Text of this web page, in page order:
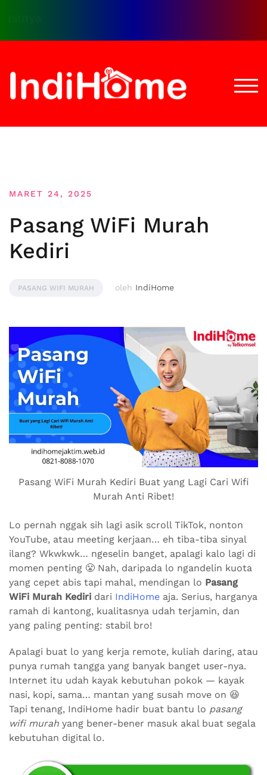
konten
MARET 24, 2025
Pasang WiFi Murah
Kediri
PASANG WIFI MURAH oleh IndiHome
Pasang WiFi Murah Kediri Buat yang Lagi Cari Wifi
Murah Anti Ribet!
Lo pernah nggak sih lagi asik scroll TikTok, nonton
YouTube, atau meeting kerjaan… eh tiba-tiba sinyal
ilang? Wkwkwk… ngeselin banget, apalagi kalo lagi di
momen penting 😤 Nah, daripada lo ngandelin kuota
yang cepet abis tapi mahal, mendingan lo Pasang
WiFi Murah Kediri dari IndiHome aja. Serius, harganya
ramah di kantong, kualitasnya udah terjamin, dan
yang paling penting: stabil bro!
Apalagi buat lo yang kerja remote, kuliah daring, atau
punya rumah tangga yang banyak banget user-nya.
Internet itu udah kayak kebutuhan pokok — kayak
nasi, kopi, sama… mantan yang susah move on 😆
Tapi tenang, IndiHome hadir buat bantu lo pasang
wifi murah yang bener-bener masuk akal buat segala
kebutuhan digital lo.